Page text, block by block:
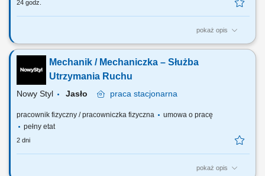
24 godz.
pokaż opis
Twoje zadanie: Wykonywanie czynności serwisowych w obszarze
mechanicznym. Diagnostyka i usuwanie awarii urządzeń
mechanicznych. Konserwacja i przeglądy okresowe urządzeń i
instalacji w zakresie mechanicznym. Współpraca z zespołem
utrzymania ruchu. Raportowanie wykonywanych prac w systemie...
Mechanik / Mechaniczka – Służba
Utrzymania Ruchu ​
Nowy Styl Jasło praca stacjonarna
pracownik fizyczny / pracowniczka fizyczna
umowa o pracę
pełny etat
2 dni
pokaż opis